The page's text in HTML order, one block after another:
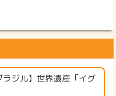
ラジル】世界遺産「イグ